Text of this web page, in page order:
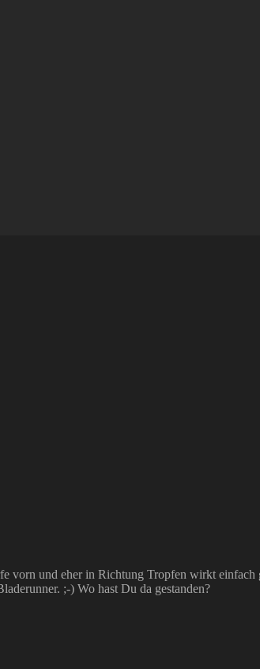
vorn und eher in Richtung Tropfen wirkt
;-) Wo hast Du da gestanden?